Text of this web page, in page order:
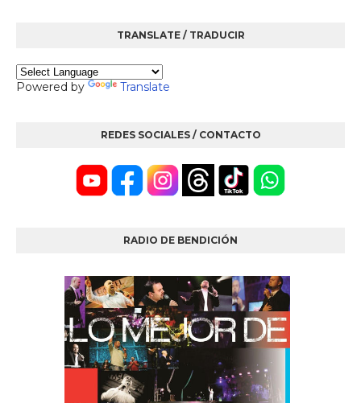
TRANSLATE / TRADUCIR
Powered by Translate
REDES SOCIALES / CONTACTO
RADIO DE BENDICIÓN